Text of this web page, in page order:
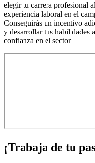
elegir tu carrera profesional
experiencia laboral en el
Conseguirás un incentivo
y desarrollar tus habilidades
confianza en el sector.
¡Trabaja de tu